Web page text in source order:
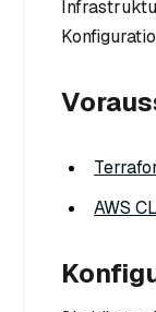
AWS